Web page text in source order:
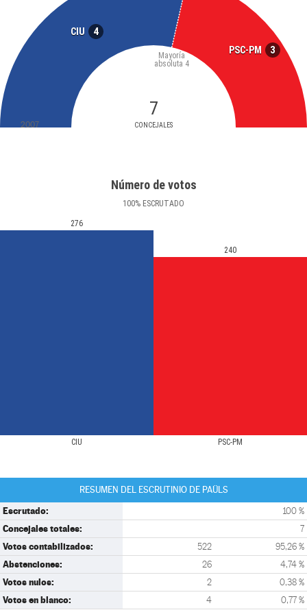
CIU 4
PSC-PM 3
7
CONCEJALES
Mayoría
absoluta 4
2007
Número de votos
100% ESCRUTADO
CIU PSC-PM
276
240
RESUMEN DEL ESCRUTINIO DE PAÜLS
Escrutado: 100 %
Concejales totales: 7
Votos contabilizados: 522 95,26 %
Abstenciones: 26 4,74 %
Votos nulos: 2 0,38 %
Votos en blanco: 4 0,77 %